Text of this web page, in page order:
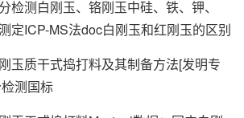
测白刚玉、铬刚玉中硅、铁、钾、
定ICP-MS法doc白刚玉和红刚玉的区别
质干式捣打料及其制备方法[发明专
测国标